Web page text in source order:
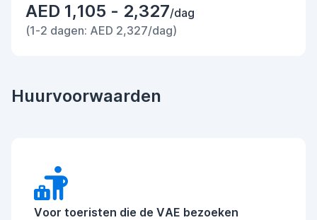
AED 1,105 - 2,327/dag
(1-2 dagen: AED 2,327/dag)
Huurvoorwaarden
Voor toeristen die de VAE bezoeken